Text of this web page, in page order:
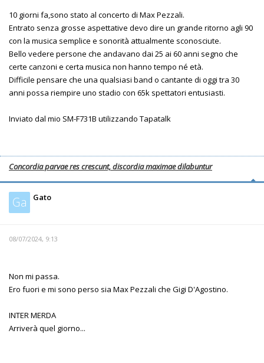
10 giorni fa,sono stato al concerto di Max Pezzali.
Entrato senza grosse aspettative devo dire un grande ritorno agli 90
con la musica semplice e sonorità attualmente sconosciute.
Bello vedere persone che andavano dai 25 ai 60 anni segno che
certe canzoni e certa musica non hanno tempo né età.
Difficile pensare che una qualsiasi band o cantante di oggi tra 30
anni possa riempire uno stadio con 65k spettatori entusiasti.
Inviato dal mio SM-F731B utilizzando Tapatalk
Concordia parvae res crescunt, discordia maximae dilabuntur
Ga Gato
08/07/2024, 9:13
Non mi passa.
Ero fuori e mi sono perso sia Max Pezzali che Gigi D'Agostino.
INTER MERDA
Arriverà quel giorno...